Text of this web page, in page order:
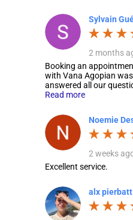
Sylvain
2 months
Booking an
with Vana Agopian
answered all our
Read more
Noemie
2 weeks
Excellent service.
alx pierbatt